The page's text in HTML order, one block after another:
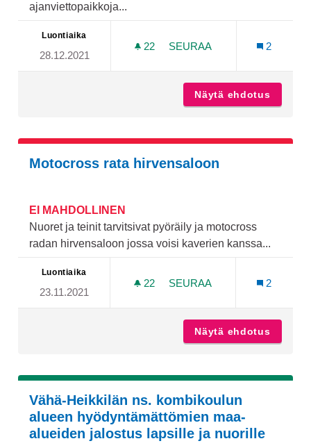
ajanviettopaikkoja...
Luontiaika
28.12.2021
22 22 SEURAAJAA
SEURAA
2
Näytä ehdotus
Motocross rata hirvensaloon
EI MAHDOLLINEN
Nuoret ja teinit tarvitsivat pyöräily ja motocross
radan hirvensaloon jossa voisi kaverien kanssa...
Luontiaika
23.11.2021
22 22 SEURAAJAA
SEURAA
2
Näytä ehdotus
Vähä-Heikkilän ns. kombikoulun
alueen hyödyntämättömien maa-
alueiden jalostus lapsille ja nuorille